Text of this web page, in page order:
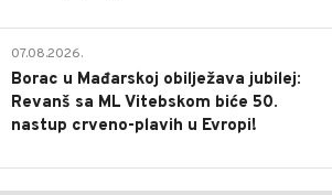
07.08.2026.
Borac u Mađarskoj obilježava jubilej:
Revanš sa ML Vitebskom biće 50.
nastup crveno-plavih u Evropi!